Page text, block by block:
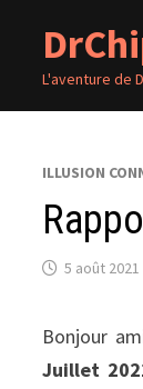
contenuL'aventure de
ILLUSION
5 août 2021
Bonjour
Juillet